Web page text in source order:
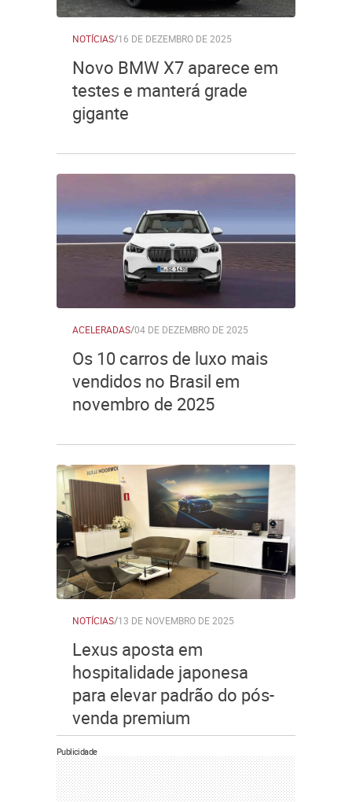
NOTÍCIAS/16 DE DEZEMBRO DE 2025
Novo BMW X7 aparece em
testes e manterá grade
gigante
ACELERADAS/04 DE DEZEMBRO DE 2025
Os 10 carros de luxo mais
vendidos no Brasil em
novembro de 2025
NOTÍCIAS/13 DE NOVEMBRO DE 2025
Lexus aposta em
hospitalidade japonesa
para elevar padrão do pós-
venda premium
Publicidade